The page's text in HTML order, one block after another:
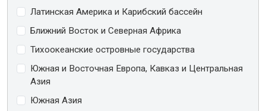
Латинская Америка и Карибский бассейн
Ближний Восток и Северная Африка
Тихоокеанские островные государства
Южная и Восточная Европа, Кавказ и Центральная
Азия
Южная Азия